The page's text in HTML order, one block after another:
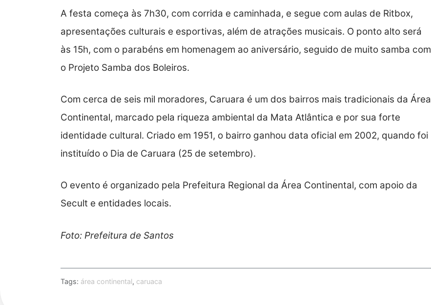
A festa começa às 7h30, com corrida e caminhada, e segue com aulas de Ritbox,
apresentações culturais e esportivas, além de atrações musicais. O ponto alto será
às 15h, com o parabéns em homenagem ao aniversário, seguido de muito samba com
o Projeto Samba dos Boleiros.
Com cerca de seis mil moradores, Caruara é um dos bairros mais tradicionais da Área
Continental, marcado pela riqueza ambiental da Mata Atlântica e por sua forte
identidade cultural. Criado em 1951, o bairro ganhou data oficial em 2002, quando foi
instituído o Dia de Caruara (25 de setembro).
O evento é organizado pela Prefeitura Regional da Área Continental, com apoio da
Secult e entidades locais.
Foto: Prefeitura de Santos
Tags: área continental, caruaca